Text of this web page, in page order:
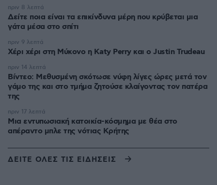
Δείτε ποια είναι τα επικίνδυνα μέρη που κρύβεται μια
γάτα μέσα στο σπίτι
πριν 8 λεπτά
Χέρι χέρι στη Μύκονο η Katy Perry και ο Justin Trudeau
πριν 9 λεπτά
Βίντεο: Μεθυσμένη σκότωσε νύφη λίγες ώρες μετά τον
γάμο της και στο τμήμα ζητούσε κλαίγοντας τον πατέρα
της
πριν 14 λεπτά
Μια εντυπωσιακή κατοικία-κόσμημα με θέα στο
απέραντο μπλε της νότιας Κρήτης
πριν 17 λεπτά
ΔΕΙΤΕ ΟΛΕΣ ΤΙΣ ΕΙΔΗΣΕΙΣ